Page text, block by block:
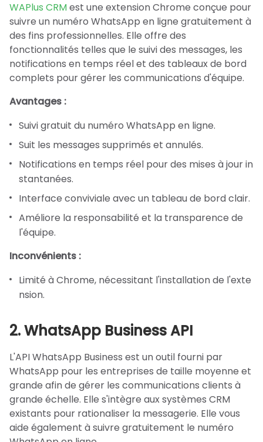
WAPlus CRMest une extension Chrome conçue pour
suivre un numéro WhatsApp en ligne gratuitement à
des fins professionnelles. Elle offre des
fonctionnalités telles que le suivi des messages, les
notifications en temps réel et des tableaux de bord
complets pour gérer les communications d'équipe.
Avantages :
Suivi gratuit du numéro WhatsApp en ligne.
Suit les messages supprimés et annulés.
Notifications en temps réel pour des mises à jour in
stantanées.
Interface conviviale avec un tableau de bord clair.
Améliore la responsabilité et la transparence de
l'équipe.
Inconvénients :
Limité à Chrome, nécessitant l'installation de l'exte
nsion.
2. WhatsApp Business API
L'API WhatsApp Business est un outil fourni par
WhatsApp pour les entreprises de taille moyenne et
grande afin de gérer les communications clients à
grande échelle. Elle s'intègre aux systèmes CRM
existants pour rationaliser la messagerie. Elle vous
aide également à suivre gratuitement le numéro